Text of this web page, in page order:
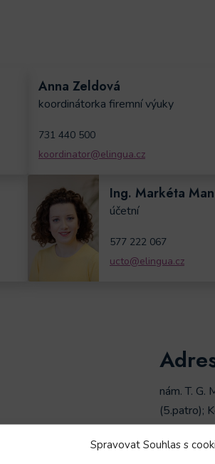
Spravovat Souhlas s
Anna Zeldová
koordinátorka firemní výuky
731 440 500
koordinator@elingua.cz
Ing. Markéta
účetní
577 222 067
ucto@elingua.cz
nám. T.
(5.patro);